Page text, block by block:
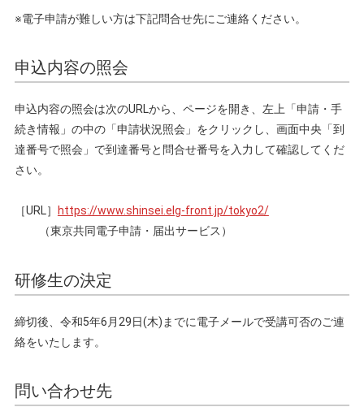
※電子申請が難しい方は下記問合せ先にご連絡ください。
申込内容の照会
申込内容の照会は次のURLから、ページを開き、左上「申請・手
続き情報」の中の「申請状況照会」をクリックし、画面中央「到
達番号で照会」で到達番号と問合せ番号を入力して確認してくだ
さい。
［URL］
https://www.shinsei.elg-front.jp/tokyo2/
（東京共同電子申請・届出サービス）
研修生の決定
締切後、令和5年6月29日(木)までに電子メールで受講可否のご連
絡をいたします。
問い合わせ先